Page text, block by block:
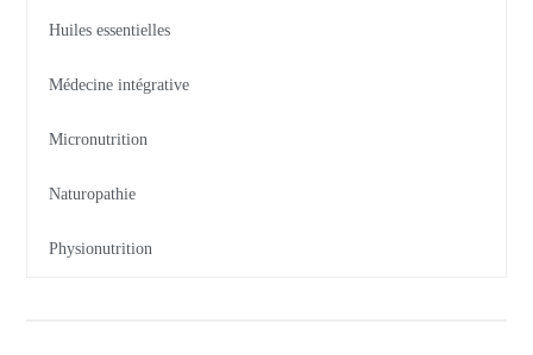
Huiles essentielles
Médecine intégrative
Micronutrition
Naturopathie
Physionutrition